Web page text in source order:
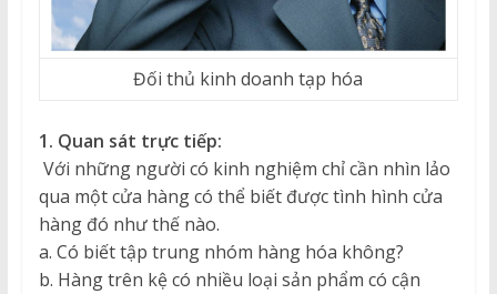
Đối thủ kinh doanh tạp hóa
1. Quan sát trực tiếp:
Với những người có kinh nghiệm chỉ cần nhìn lảo
qua một cửa hàng có thể biết được tình hình cửa
hàng đó như thế nào.
a. Có biết tập trung nhóm hàng hóa không?
b. Hàng trên kệ có nhiều loại sản phẩm có cận